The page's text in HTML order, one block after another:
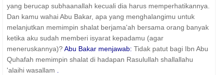
yang berucap subhaanallah kecuali dia harus memperhatikannya.
Dan kamu wahai Abu Bakar, apa yang menghalangimu untuk
melanjutkan memimpin shalat berjama'ah bersama orang banyak
ketika aku sudah memberi isyarat kepadamu (agar
meneruskannya)?Abu Bakar menjawab: Tidak patut bagi Ibn Abu
Quhafah memimpin shalat di hadapan Rasulullah shallallahu
'alaihi wasallam